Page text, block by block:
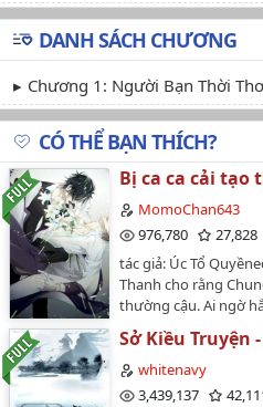
DANH SÁCH CHƯƠNG
Chương 1: Người Bạn Thời
CÓ THỂ BẠN THÍCH?
Bị ca ca cải tạo
MomoChan643
976,780
27,828
tác giả: Úc Tổ
Thanh cho rằng
thường cậu. Ai ngờ
khác mẹ này lại đem
huyệt của cậu khai
lại nói cho cậu: thân
trai của ta.Chúng ta
Sở Kiều Truyện
whitenavy
3,439,137